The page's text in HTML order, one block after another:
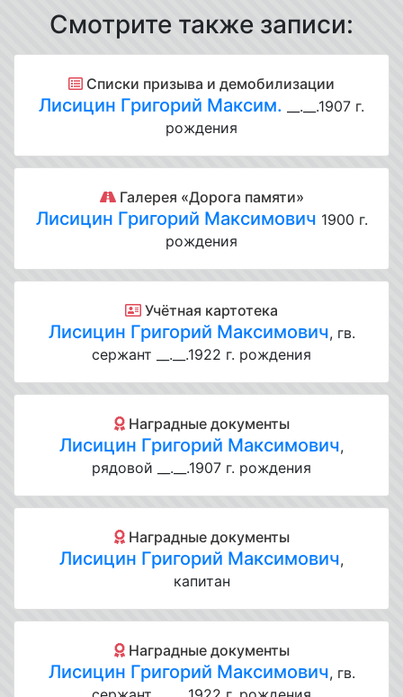
Смотрите также записи:
Списки призыва и демобилизации
Лисицин Григорий Максим. __.__.1907 г.
рождения
Галерея «Дорога памяти»
Лисицин Григорий Максимович 1900 г.
рождения
Учётная картотека
Лисицин Григорий Максимович, гв.
сержант __.__.1922 г. рождения
Наградные документы
Лисицин Григорий Максимович,
рядовой __.__.1907 г. рождения
Наградные документы
Лисицин Григорий Максимович,
капитан
Наградные документы
Лисицин Григорий Максимович, гв.